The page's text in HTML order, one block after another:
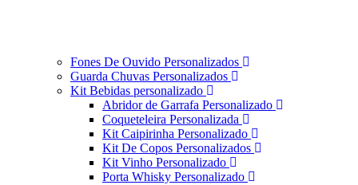
Fones De Ouvido Personalizados
Guarda Chuvas Personalizados
Kit Bebidas personalizado
Abridor de Garrafa Personalizado
Coqueteleira Personalizada
Kit Caipirinha Personalizado
Kit De Copos Personalizados
Kit Vinho Personalizado
Porta Whisky Personalizado